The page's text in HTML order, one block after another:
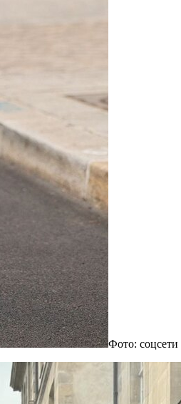
Фото: соцсети